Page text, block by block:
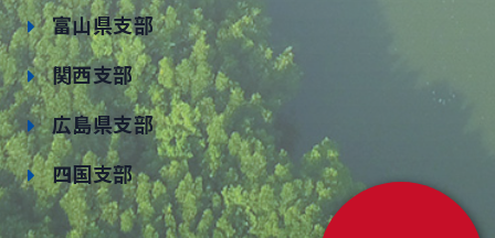
富山県支部
関西支部
広島県支部
四国支部